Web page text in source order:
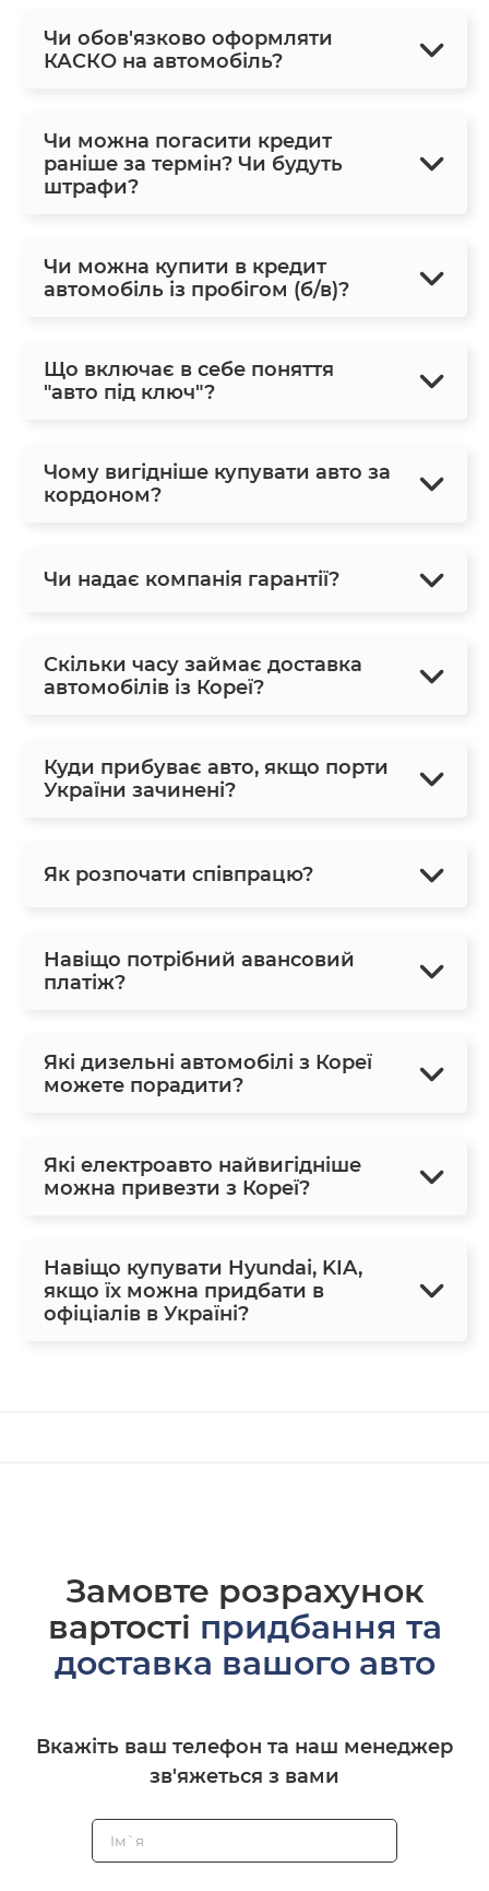
Чи обов'язково оформляти
КАСКО на автомобіль?
Чи можна погасити кредит
раніше за термін? Чи будуть
штрафи?
Чи можна купити в кредит
автомобіль із пробігом (б/в)?
Що включає в себе поняття
"авто під ключ"?
Чому вигідніше купувати авто за
кордоном?
Чи надає компанія гарантії?
Скільки часу займає доставка
автомобілів із Кореї?
Куди прибуває авто, якщо порти
України зачинені?
Як розпочати співпрацю?
Навіщо потрібний авансовий
платіж?
Які дизельні автомобілі з Кореї
можете порадити?
Які електроавто найвигідніше
можна привезти з Кореї?
Навіщо купувати Hyundai, KIA,
якщо їх можна придбати в
офіціалів в Україні?
Замовте розрахунок
вартості придбання та
доставка вашого авто
Вкажіть ваш телефон та наш менеджер
зв'яжеться з вами